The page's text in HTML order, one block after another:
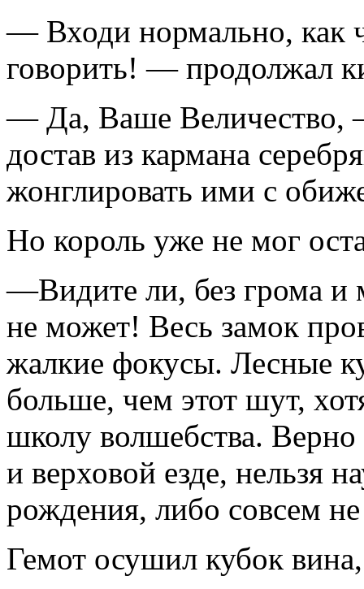
— Входи нормально, как
говорить! — продолжал
— Да, Ваше Величество,
достав из кармана
жонглировать ими с
Но король уже не мог
—Видите ли, без грома и
не может! Весь замок
жалкие фокусы. Лесные
больше, чем этот шут,
школу волшебства. Верно
и верховой езде, нельзя
рождения, либо совсем не
Гемот осушил кубок